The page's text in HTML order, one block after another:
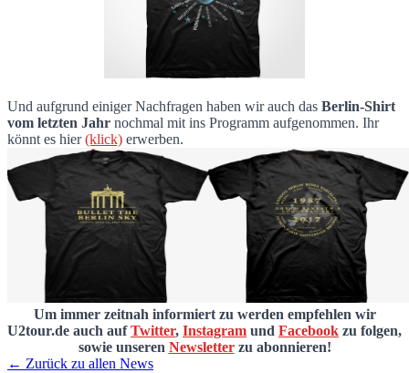
Und aufgrund einiger Nachfragen haben wir auch das Berlin-Shirt
vom letzten Jahr nochmal mit ins Programm aufgenommen. Ihr
könnt es hier(klick) erwerben.
Um immer zeitnah informiert zu werden empfehlen wir
U2tour.de auch aufTwitter, Instagram und Facebook zu folgen,
sowie unseren Newsletterzu abonnieren!
← Zurück zu allen News